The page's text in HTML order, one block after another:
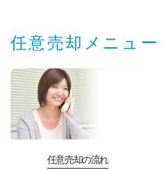
任意売却メニュー
任意売却の流れ